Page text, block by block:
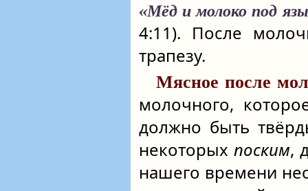
«Мёд и молоко под
4:11). После
трапезу.
Мясное после
молочного,
должно быть
некоторыхпоским,
нашего времени